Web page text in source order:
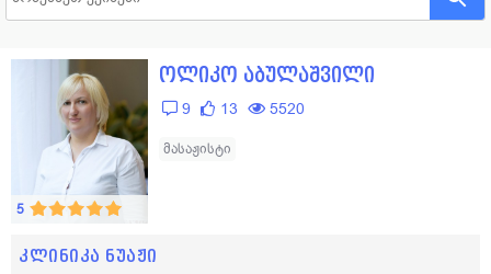
5
ოლიკო აბულაშვილი
9 13 5520
მასაჟისტი
კლინიკა ნუაჟი